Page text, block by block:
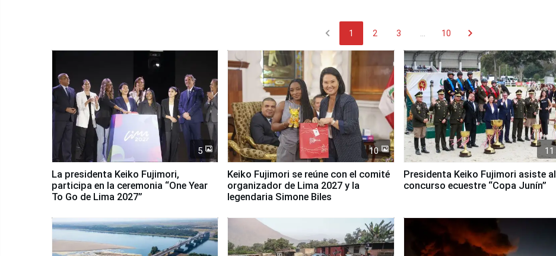
chevron_left 1 2 3 ... 10 chevron_right
5
La presidenta Keiko Fujimori,
participa en la ceremonia “One Year
To Go de Lima 2027”
10
Keiko Fujimori se reúne con el comité
organizador de Lima 2027 y la
legendaria Simone Biles
11
Presidenta Keiko Fujimori asiste al
concurso ecuestre “Copa Junín”